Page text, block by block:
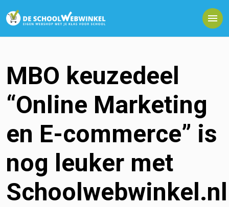
MBO keuzedeel
“Online Marketing
en E-commerce” is
nog leuker met
Schoolwebwinkel.nl